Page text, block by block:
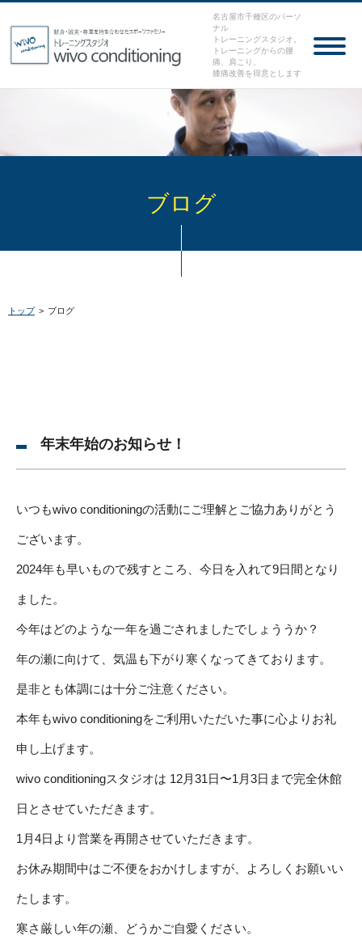
名古屋市千種区のパーソ
ナル
トレーニングスタジオ。
トレーニングからの腰
痛、肩こり、
膝痛改善を得意とします
ブログ
トップ > ブログ
年末年始のお知らせ！
いつもwivo conditioningの活動にご理解とご協力ありがとう
ございます。
2024年も早いもので残すところ、今日を入れて9日間となり
ました。
今年はどのような一年を過ごされましたでしょううか？
年の瀬に向けて、気温も下がり寒くなってきております。
是非とも体調には十分ご注意ください。
本年もwivo conditioningをご利用いただいた事に心よりお礼
申し上げます。
wivo conditioningスタジオは 12月31日〜1月3日まで完全休館
日とさせていただきます。
1月4日より営業を再開させていただきます。
お休み期間中はご不便をおかけしますが、よろしくお願いい
たします。
寒さ厳しい年の瀬、どうかご自愛ください。